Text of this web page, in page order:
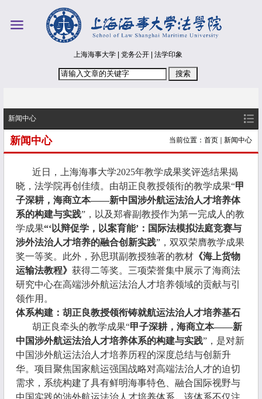
上海海事大学 党务公开 法学印象
新闻中心
当前位置： 首页 新闻中心
新闻中心
近日，上海海事大学2025年教学成果奖评选结果揭
晓，法学院再创佳绩。由胡正良教授领衔的教学成果“甲
子深耕，海商立本——新中国涉外航运法治人才培养体
系的构建与实践”，以及郑睿副教授作为第一完成人的教
学成果“‘以辩促学，以案育能’：国际法模拟法庭竞赛与
涉外法治人才培养的融合创新实践”，双双荣膺教学成果
奖一等奖。此外，孙思琪副教授独著的教材 《海上货物
运输法教程》 获得二等奖。三项荣誉集中展示了海商法
研究中心在高端涉外航运法治人才培养领域的贡献与引
领作用。
体系构建：胡正良教授领衔铸就航运法治人才培养基石
胡正良牵头的教学成果“甲子深耕，海商立本——新
中国涉外航运法治人才培养体系的构建与实践”，是对新
中国涉外航运法治人才培养历程的深度总结与创新升
华。项目聚焦国家航运强国战略对高端法治人才的迫切
需求，系统构建了具有鲜明海事特色、融合国际视野与